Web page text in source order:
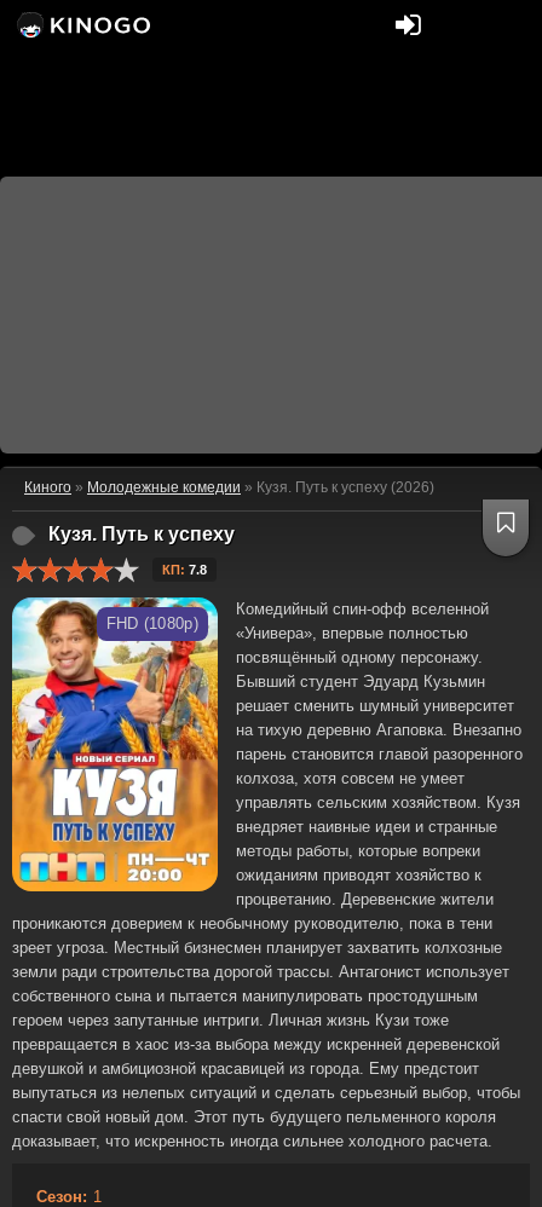
Киного » Молодежные комедии » Кузя. Путь к успеху (2026)
Кузя. Путь к успеху
КП: 7.8
FHD (1080p)
Комедийный спин-офф вселенной
«Универа», впервые полностью
посвящённый одному персонажу.
Бывший студент Эдуард Кузьмин
решает сменить шумный университет
на тихую деревню Агаповка. Внезапно
парень становится главой разоренного
колхоза, хотя совсем не умеет
управлять сельским хозяйством. Кузя
внедряет наивные идеи и странные
методы работы, которые вопреки
ожиданиям приводят хозяйство к
процветанию. Деревенские жители
проникаются доверием к необычному руководителю, пока в тени
зреет угроза. Местный бизнесмен планирует захватить колхозные
земли ради строительства дорогой трассы. Антагонист использует
собственного сына и пытается манипулировать простодушным
героем через запутанные интриги. Личная жизнь Кузи тоже
превращается в хаос из-за выбора между искренней деревенской
девушкой и амбициозной красавицей из города. Ему предстоит
выпутаться из нелепых ситуаций и сделать серьезный выбор, чтобы
спасти свой новый дом. Этот путь будущего пельменного короля
доказывает, что искренность иногда сильнее холодного расчета.
Сезон: 1